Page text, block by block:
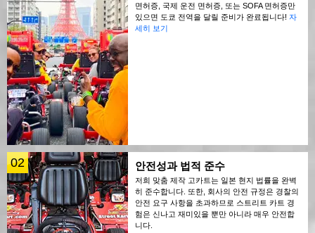
면허증, 국제 운전 면허증, 또는 SOFA 면허증만
있으면 도쿄 전역을 달릴 준비가 완료됩니다! 자
세히 보기
02 안전성과 법적 준수
저희 맞춤 제작 고카트는 일본 현지 법률을 완벽
히 준수합니다. 또한, 회사의 안전 규정은 경찰의
안전 요구 사항을 초과하므로 스트리트 카트 경
험은 신나고 재미있을 뿐만 아니라 매우 안전합
니다.